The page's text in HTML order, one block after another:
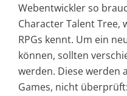
Webentwickler so
Character Talent Tree,
RPGs kennt. Um ein
können, sollten
werden. Diese werden
Games, nicht